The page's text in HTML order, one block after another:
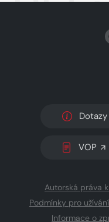
Dotazy
VOP
Autorská práva
Podmínky pro
Informace o